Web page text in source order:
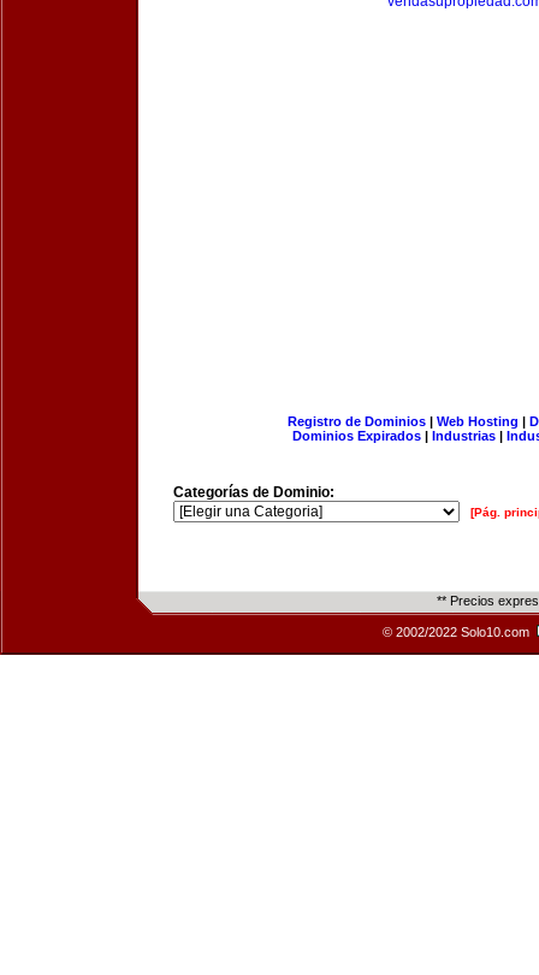
Registro de Dominios| Web Hosting |
Dominios Expirados | Industrias |
Categorías de Dominio:
[Pág.
** Precios
© 2002/2022 Solo10.com